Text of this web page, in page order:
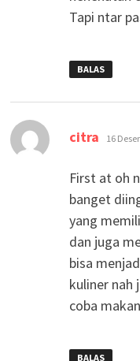
Tapi ntar
BALAS
citra 16
First at oh
banget
yang
dan juga
bisa
kuliner nah
coba
BALAS